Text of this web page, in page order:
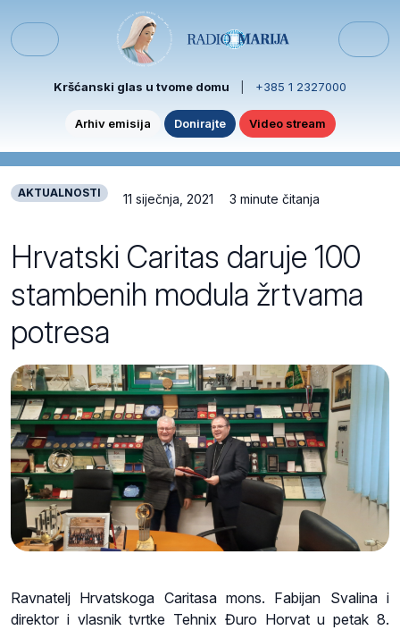
Menu
Kršćanski glas u tvome domu +385 1 2327000
Arhiv emisija Donirajte Video stream
AKTUALNOSTI 11 siječnja, 2021 3 minute čitanja
Hrvatski Caritas daruje 100
stambenih modula žrtvama
potresa
Ravnatelj Hrvatskoga Caritasa mons. Fabijan Svalina i
direktor i vlasnik tvrtke Tehnix Đuro Horvat u petak 8.